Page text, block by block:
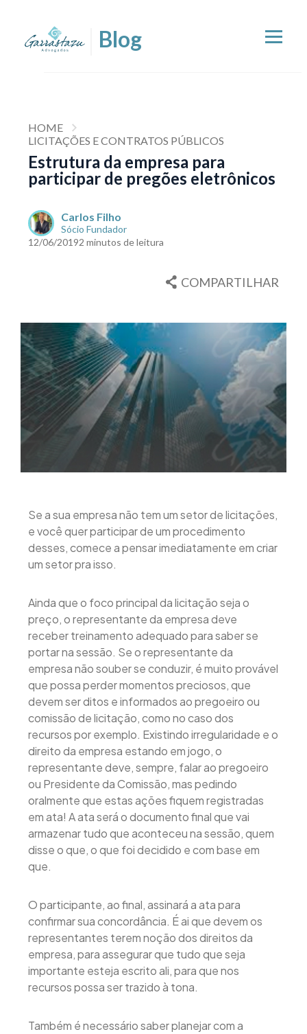
HOME
LICITAÇÕES E CONTRATOS PÚBLICOS
Estrutura da empresa para
participar de pregões eletrônicos
Carlos Filho
Sócio Fundador
12/06/20192 minutos de leitura
COMPARTILHAR
Se a sua empresa não tem um setor de licitações,
e você quer participar de um procedimento
desses, comece a pensar imediatamente em criar
um setor pra isso.
Ainda que o foco principal da licitação seja o
preço, o representante da empresa deve
receber treinamento adequado para saber se
portar na sessão. Se o representante da
empresa não souber se conduzir, é muito provável
que possa perder momentos preciosos, que
devem ser ditos e informados ao pregoeiro ou
comissão de licitação, como no caso dos
recursos por exemplo. Existindo irregularidade e o
direito da empresa estando em jogo, o
representante deve, sempre, falar ao pregoeiro
ou Presidente da Comissão, mas pedindo
oralmente que estas ações fiquem registradas
em ata! A ata será o documento final que vai
armazenar tudo que aconteceu na sessão, quem
disse o que, o que foi decidido e com base em
que.
O participante, ao final, assinará a ata para
confirmar sua concordância. É ai que devem os
representantes terem noção dos direitos da
empresa, para assegurar que tudo que seja
importante esteja escrito ali, para que nos
recursos possa ser trazido à tona.
Também é necessário saber planejar com a